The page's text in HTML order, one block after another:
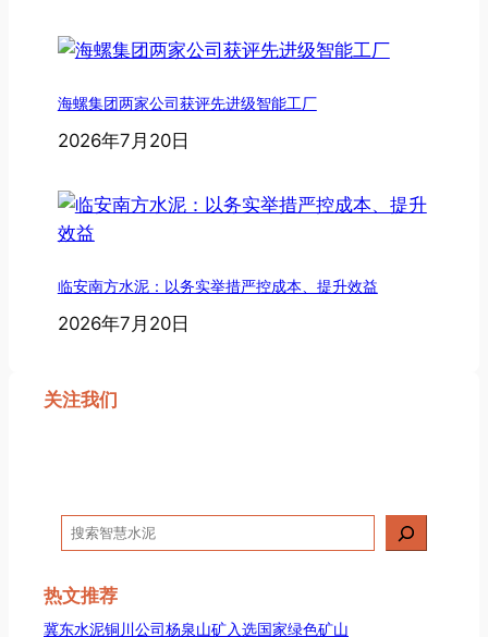
海螺集团两家公司获评先进级智能工厂
2026年7月20日
临安南方水泥：以务实举措严控成本、提升效益
2026年7月20日
关注我们
搜
索
热文推荐
冀东水泥铜川公司杨泉山矿入选国家绿色矿山